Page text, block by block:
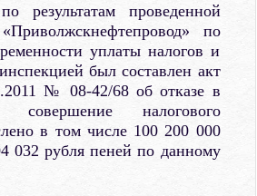
результатам проведенной
по
уплаты налогов и
был составлен акт
№ 08-42/68 об отказе в
налогового
в том числе 100 200 000
032 рубля пеней по данному